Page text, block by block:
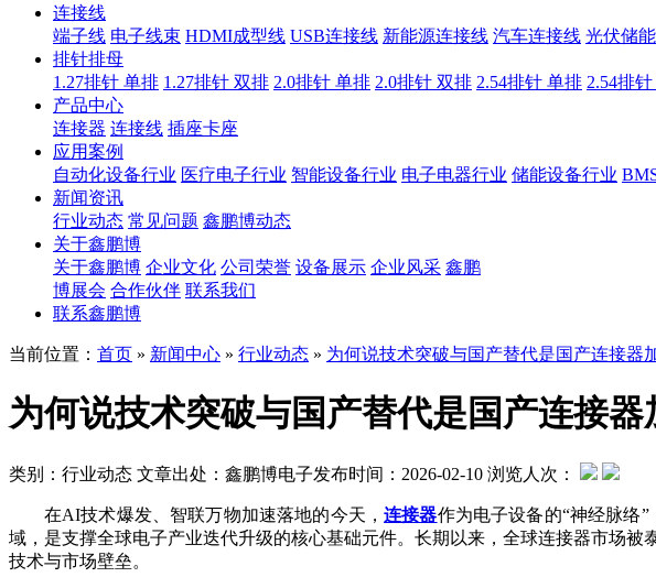
连接线
端子线 电子线束 HDMI成型线 USB连接线 新能源连接线 汽车连接线 光伏储
排针排母
1.27排针 单排 1.27排针 双排 2.0排针 单排 2.0排针 双排 2.54排针 单排 2.54排
产品中心
连接器 连接线 插座卡座
应用案例
自动化设备行业 医疗电子行业 智能设备行业 电子电器行业 储能设备行业
新闻资讯
行业动态 常见问题 鑫鹏博动态
关于鑫鹏博
关于鑫鹏博 企业文化 公司荣誉 设备展示 企业风采 鑫鹏
博展会 合作伙伴 联系我们
联系鑫鹏博
当前位置： 首页 » 新闻中心 » 行业动态 » 为何说技术突破与国产替代是国产连接器
为何说技术突破与国产替代是国产连接器
类别：行业动态 文章出处：鑫鹏博电子发布时间：2026-02-10 浏览人次：
在AI技术爆发、智联万物加速落地的今天，连接器作为电子设备的“神经脉络
域，是支撑全球电子产业迭代升级的核心基础元件。长期以来，全球连接器市场
技术与市场壁垒。